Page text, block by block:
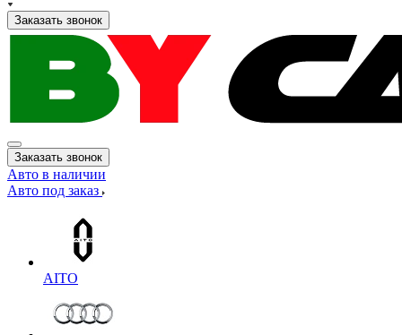
Заказать звонок
Заказать звонок
Авто в наличии
Авто под заказ
AITO